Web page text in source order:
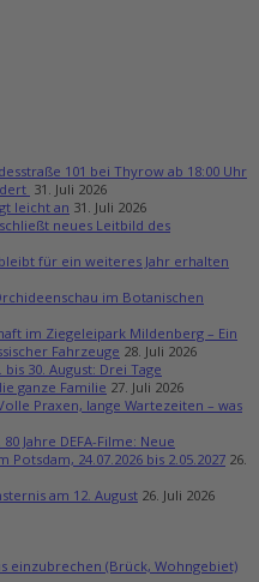
101 bei Thyrow ab 18:00 Uhr
31. Juli 2026
leicht an 31. Juli 2026
neues Leitbild des
für ein weiteres Jahr erhalten
im Botanischen
im Ziegeleipark Mildenberg – Ein
Fahrzeuge 28. Juli 2026
30. August: Drei Tage
ganze Familie 27. Juli 2026
Praxen, lange Wartezeiten – was
Jahre DEFA-Filme: Neue
24.07.2026 bis 2.05.2027 26.
am 12. August 26. Juli 2026
einzubrechen (Brück, Wohngebiet)